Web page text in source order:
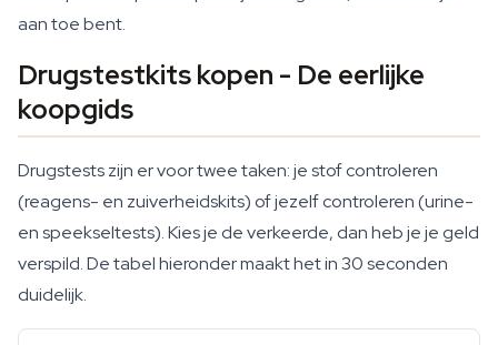
aan toe bent.
Drugstestkits kopen - De eerlijke
koopgids
Drugstests zijn er voor twee taken: je stof controleren
(reagens- en zuiverheidskits) of jezelf controleren (urine-
en speekseltests). Kies je de verkeerde, dan heb je je geld
verspild. De tabel hieronder maakt het in 30 seconden
duidelijk.